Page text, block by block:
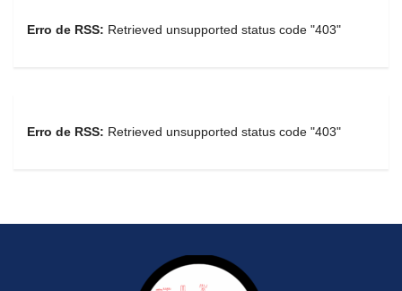
Erro de RSS: Retrieved unsupported status code "403"
Erro de RSS: Retrieved unsupported status code "403"